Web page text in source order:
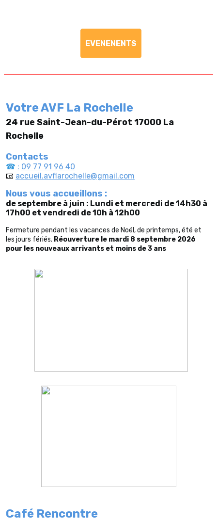
EVENENENTS
Votre AVF La Rochelle
24 rue Saint-Jean-du-Pérot 17000 La
Rochelle
Contacts
☎ : 09 77 91 96 40
📧 accueil.avflarochelle@gmail.com
Nous vous accueillons :
de septembre à juin : Lundi et mercredi de 14h30 à
17h00 et vendredi de 10h à 12h00
Fermeture pendant les vacances de Noël, de printemps, été et
les jours fériés. Réouverture le mardi 8 septembre 2026
pour les nouveaux arrivants et moins de 3 ans
Café Rencontre